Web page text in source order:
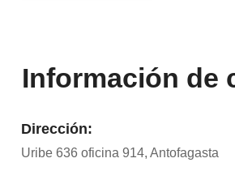
Información de
Dirección:
Uribe 636 oficina 914, Antofagasta